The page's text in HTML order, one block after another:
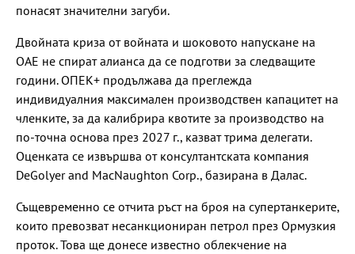
понасят значителни загуби.
Двойната криза от войната и шоковото напускане на
ОАЕ не спират алианса да се подготви за следващите
години. ОПЕК+ продължава да преглежда
индивидуалния максимален производствен капацитет на
членките, за да калибрира квотите за производство на
по-точна основа през 2027 г., казват трима делегати.
Оценката се извършва от консултантската компания
DeGolyer and MacNaughton Corp., базирана в Далас.
Същевременно се отчита ръст на броя на супертанкерите,
които превозват несанкциониран петрол през Ормузкия
проток. Това ще донесе известно облекчение на